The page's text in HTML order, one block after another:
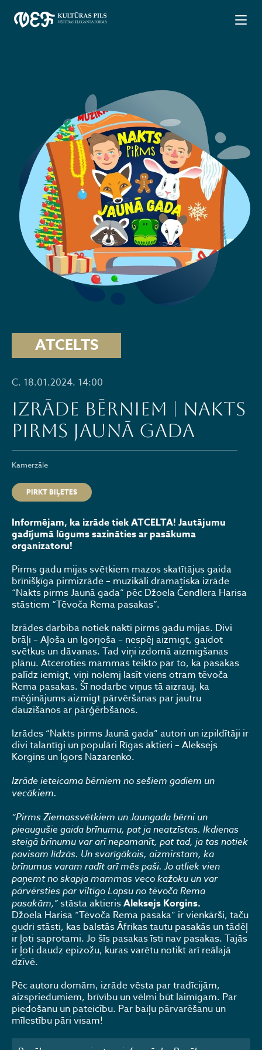
ATCELTS
C. 18.01.2024. 14:00
Izrāde bērniem | Nakts
pirms Jaunā gada
Kamerzāle
PIRKT BIĻETES
Informējam, ka izrāde tiek ATCELTA! Jautājumu
gadījumā lūgums sazināties ar pasākuma
organizatoru!
Pirms gadu mijas svētkiem mazos skatītājus gaida
brīnišķīga pirmizrāde – muzikāli dramatiska izrāde
“Nakts pirms Jaunā gada” pēc Džoela Čendlera Harisa
stāstiem “Tēvoča Rema pasakas”.
Izrādes darbība notiek naktī pirms gadu mijas. Divi
brāļi – Aļoša un Igorjoša – nespēj aizmigt, gaidot
svētkus un dāvanas. Tad viņi izdomā aizmigšanas
plānu. Atceroties mammas teikto par to, ka pasakas
palīdz iemigt, viņi nolemj lasīt viens otram tēvoča
Rema pasakas. Šī nodarbe viņus tā aizrauj, ka
mēģinājums aizmigt pārvēršanas par jautru
dauzīšanos ar pārģērbšanos.
Izrādes “Nakts pirms Jaunā gada” autori un izpildītāji ir
divi talantīgi un populāri Rīgas aktieri – Aleksejs
Korgins un Igors Nazarenko.
Izrāde ieteicama bērniem no sešiem gadiem un
vecākiem.
“Pirms Ziemassvētkiem un Jaungada bērni un
pieaugušie gaida brīnumu, pat ja neatzīstas. Ikdienas
steigā brīnumu var arī nepamanīt, pat tad, ja tas notiek
pavisam līdzās. Un svarīgākais, aizmirstam, ka
brīnumus varam radīt arī mēs paši. Jo atliek vien
paņemt no skapja mammas veco kažoku un var
pārvērsties par viltīgo Lapsu no tēvoča Rema
pasakām,”stāsta aktierisAleksejs Korgins.
Džoela Harisa “Tēvoča Rema pasaka” ir vienkārši, taču
gudri stāsti, kas balstās Āfrikas tautu pasakās un tādēļ
ir ļoti saprotami. Jo šīs pasakas īsti nav pasakas. Tajās
ir ļoti daudz epizožu, kuras varētu notikt arī reālajā
dzīvē.
Pēc autoru domām, izrāde vēsta par tradīcijām,
aizspriedumiem, brīvību un vēlmi būt laimīgam. Par
piedošanu un pateicību. Par baiļu pārvarēšanu un
mīlestību pāri visam!